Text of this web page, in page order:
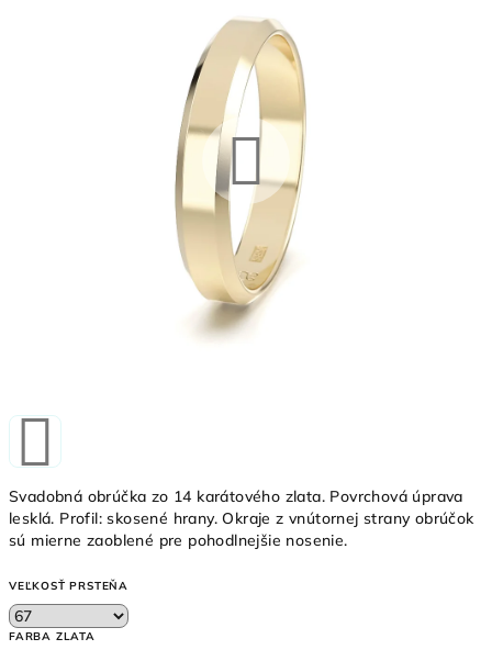
Svadobná obrúčka zo 14 karátového zlata. Povrchová úprava
lesklá. Profil: skosené hrany. Okraje z vnútornej strany obrúčok
sú mierne zaoblené pre pohodlnejšie nosenie.
VEĽKOSŤ PRSTEŇA
FARBA ZLATA